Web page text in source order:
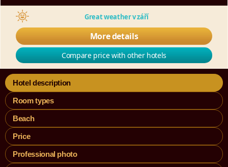
Great weather v září
More details
Compare price with other hotels
Hotel description
Room types
Beach
Price
Professional photo